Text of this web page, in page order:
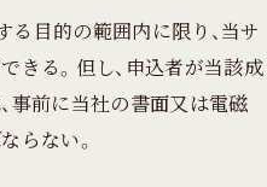
る目的の範囲内に限り、当サ
きる。但し、申込者が当該成
事前に当社の書面又は電磁
らない。